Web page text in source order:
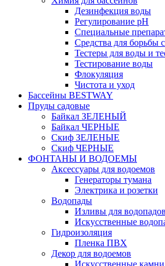
Дезинфекция воды
Регулирование pH
Специальные
Средства для борьбы
Тестеры для воды и
Тестирование воды
Флокуляция
Чистота и уход
Бассейны BESTWAY
Пруды садовые
Байкал ЗЕЛЕНЫЙ
Байкал ЧЕРНЫЕ
Скиф ЗЕЛЕНЫЕ
Скиф ЧЕРНЫЕ
ФОНТАНЫ И ВОДОЕМЫ
Аксессуары для водоемов
Генераторы тумана
Электрика и розетки
Водопады
Изливы для водопадов
Искусственные
Гидроизоляция
Пленка ПВХ
Декор для водоемов
Искусственные камни